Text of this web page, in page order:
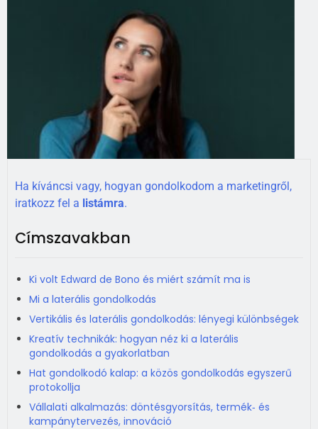
Ha kíváncsi vagy, hogyan gondolkodom a marketingről,
iratkozz fel a listámra.
Címszavakban
Ki volt Edward de Bono és miért számít ma is
Mi a laterális gondolkodás
Vertikális és laterális gondolkodás: lényegi különbségek
Kreatív technikák: hogyan néz ki a laterális
gondolkodás a gyakorlatban
Hat gondolkodó kalap: a közös gondolkodás egyszerű
protokollja
Vállalati alkalmazás: döntésgyorsítás, termék‑ és
kampánytervezés, innováció